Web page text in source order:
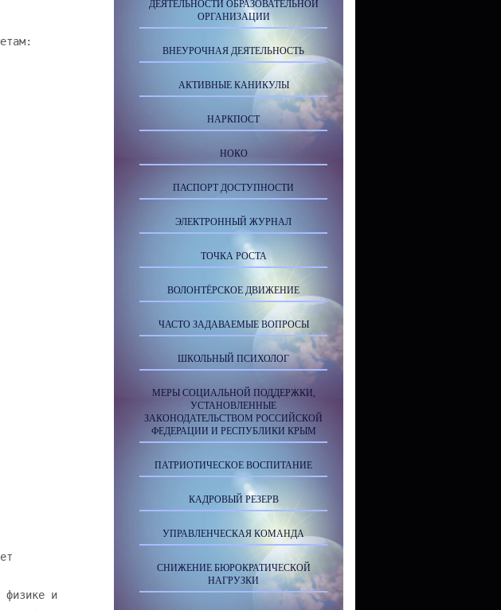
ДЕЯТЕЛЬНОСТИ ОБРАЗОВАТЕЛЬНОЙ
ОРГАНИЗАЦИИ
ВНЕУРОЧНАЯ ДЕЯТЕЛЬНОСТЬ
АКТИВНЫЕ КАНИКУЛЫ
НАРКПОСТ
НОКО
ПАСПОРТ ДОСТУПНОСТИ
ЭЛЕКТРОННЫЙ ЖУРНАЛ
ТОЧКА РОСТА
ВОЛОНТЁРСКОЕ ДВИЖЕНИЕ
ЧАСТО ЗАДАВАЕМЫЕ ВОПРОСЫ
ШКОЛЬНЫЙ ПСИХОЛОГ
МЕРЫ СОЦИАЛЬНОЙ ПОДДЕРЖКИ,
УСТАНОВЛЕННЫЕ
ЗАКОНОДАТЕЛЬСТВОМ РОССИЙСКОЙ
ФЕДЕРАЦИИ И РЕСПУБЛИКИ КРЫМ
ПАТРИОТИЧЕСКОЕ ВОСПИТАНИЕ
КАДРОВЫЙ РЕЗЕРВ
УПРАВЛЕНЧЕСКАЯ КОМАНДА
СНИЖЕНИЕ БЮРОКРАТИЧЕСКОЙ
НАГРУЗКИ